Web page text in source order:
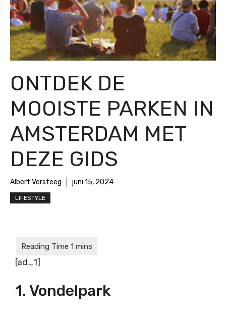
ONTDEK DE
MOOISTE PARKEN IN
AMSTERDAM MET
DEZE GIDS
Albert Versteeg juni 15, 2024
LIFESTYLE
[ad_1]
1. Vondelpark